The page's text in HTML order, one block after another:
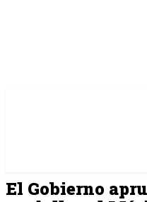
El Gobierno